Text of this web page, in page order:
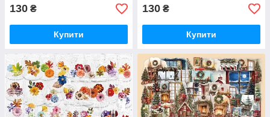
130 ₴
Купити
130 ₴
Купити